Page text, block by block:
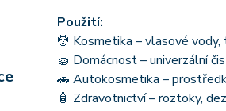
Použití:
💆 Kosmetika – vlasové vody,
🧽 Domácnost – univerzální
🚗 Autokosmetika –
🧴 Zdravotnictví – roztoky,